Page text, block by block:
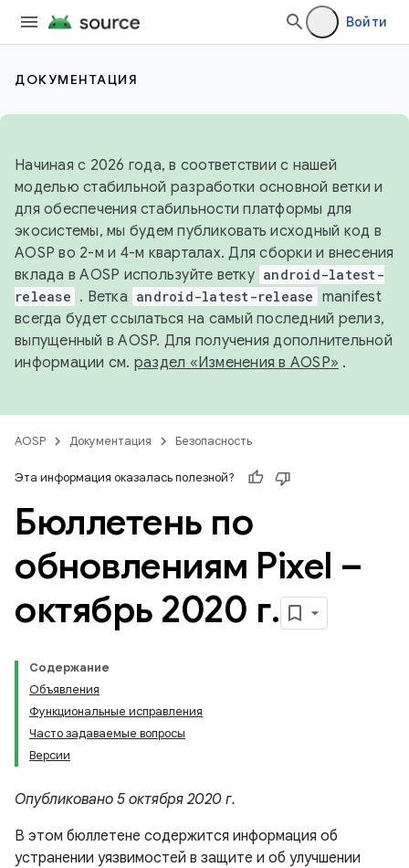
Войти
ДОКУМЕНТАЦИЯ
Начиная с 2026 года, в соответствии с нашей
моделью стабильной разработки основной ветки и
для обеспечения стабильности платформы для
экосистемы, мы будем публиковать исходный код в
AOSP во 2-м и 4-м кварталах. Для сборки и внесения
вклада в AOSP используйте ветку android-latest-
release . Ветка android-latest-release manifest
всегда будет ссылаться на самый последний релиз,
выпущенный в AOSP. Для получения дополнительной
информации см. раздел «Изменения в AOSP» .
AOSP Документация Безопасность
Эта информация оказалась полезной?
Бюллетень по
обновлениям Pixel –
октябрь 2020 г.
Содержание
Объявления
Функциональные исправления
Часто задаваемые вопросы
Версии
Опубликовано 5 октября 2020 г.
В этом бюллетене содержится информация об
устранении уязвимостей в защите и об улучшении